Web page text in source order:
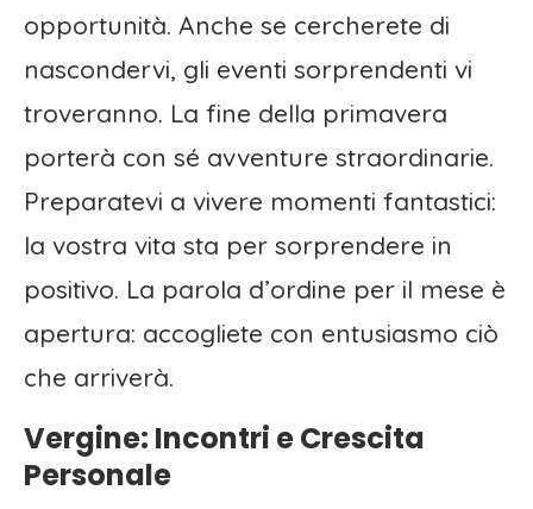
opportunità. Anche se cercherete di
nascondervi, gli eventi sorprendenti vi
troveranno. La fine della primavera
porterà con sé avventure straordinarie.
Preparatevi a vivere momenti fantastici:
la vostra vita sta per sorprendere in
positivo. La parola d’ordine per il mese è
apertura: accogliete con entusiasmo ciò
che arriverà.
Vergine: Incontri e Crescita
Personale